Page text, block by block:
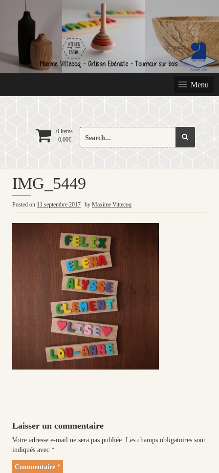
content
Menu
0 items
0,00€
Search
for:
IMG_5449
Posted on 11 septembre 2017 by Maxime Vittecoq
Laisser un commentaire
Votre adresse e-mail ne sera pas publiée. Les champs obligatoires sont
indiqués avec *
Commentaire *